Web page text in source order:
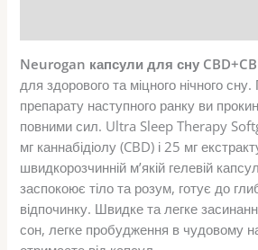
Neurogan капсули для сну
для здорового та міцного нічного
препарату наступного ранку ви
повними сил. Ultra Sleep Therapy
мг каннабідіолу (CBD) і 25 мг
швидкорозчинній м’якій гелевій
заспокоює тіло та розум, готує до
відпочинку. Швидке та легке
сон, легке пробудження в чудовому